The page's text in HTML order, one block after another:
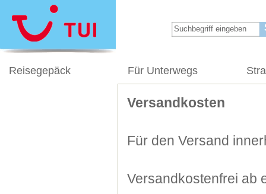
Reisegepäck Für Unterwegs
Versandkosten
Für den Versand
Versandkostenfrei ab